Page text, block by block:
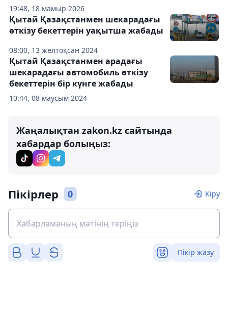
19:48, 18 мамыр 2026
08:00, 13 желтоқсан 2024
Қытай Қазақстанмен шекарадағы
өткізу бекеттерін уақытша жабады
10:44, 08 маусым 2024
Қытай Қазақстанмен арадағы
шекарадағы автомобиль өткізу
бекеттерін бір күнге жабады
Жаңалықтан zakon.kz сайтында
хабардар болыңыз:
Пікірлер 0 Кіру
Пікір жазу